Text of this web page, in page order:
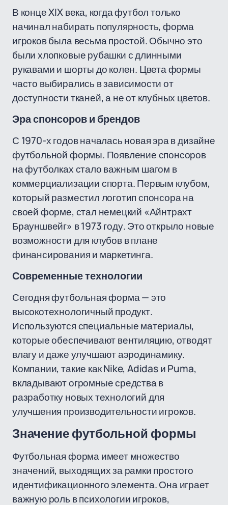
В конце XIX века, когда футбол только
начинал набирать популярность, форма
игроков была весьма простой. Обычно это
были хлопковые рубашки с длинными
рукавами и шорты до колен. Цвета формы
часто выбирались в зависимости от
доступности тканей, а не от клубных цветов.
Эра спонсоров и брендов
С 1970-х годов началась новая эра в дизайне
футбольной формы. Появление спонсоров
на футболках стало важным шагом в
коммерциализации спорта. Первым клубом,
который разместил логотип спонсора на
своей форме, стал немецкий «Айнтрахт
Брауншвейг» в 1973 году. Это открыло новые
возможности для клубов в плане
финансирования и маркетинга.
Современные технологии
Сегодня футбольная форма — это
высокотехнологичный продукт.
Используются специальные материалы,
которые обеспечивают вентиляцию, отводят
влагу и даже улучшают аэродинамику.
Компании, такие как Nike, Adidas и Puma,
вкладывают огромные средства в
разработку новых технологий для
улучшения производительности игроков.
Значение футбольной формы
Футбольная форма имеет множество
значений, выходящих за рамки простого
идентификационного элемента. Она играет
важную роль в психологии игроков,